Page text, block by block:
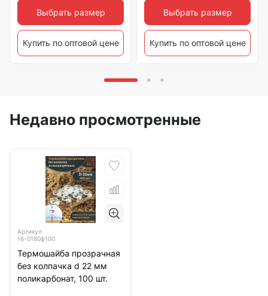
Выбрать размер
Купить по оптовой цене
Выбрать размер
Купить по оптовой цене
Недавно просмотренные
Артикул
16-0180ф100
Термошайба прозрачная
без колпачка d 22 мм
поликарбонат, 100 шт.